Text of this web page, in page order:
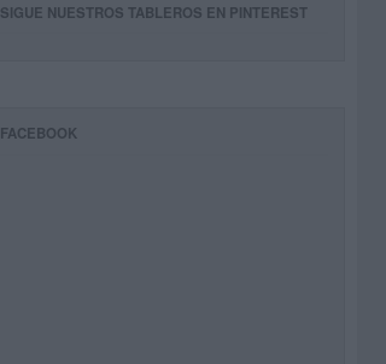
SIGUE NUESTROS TABLEROS EN PINTEREST
FACEBOOK